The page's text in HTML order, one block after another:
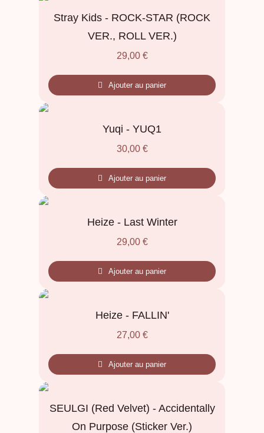
Stray Kids - ROCK-STAR (ROCK
VER., ROLL VER.)
29,00 €
Ajouter au panier
Yuqi - YUQ1
30,00 €
Ajouter au panier
Heize - Last Winter
29,00 €
Ajouter au panier
Heize - FALLIN'
27,00 €
Ajouter au panier
SEULGI (Red Velvet) - Accidentally
On Purpose (Sticker Ver.)